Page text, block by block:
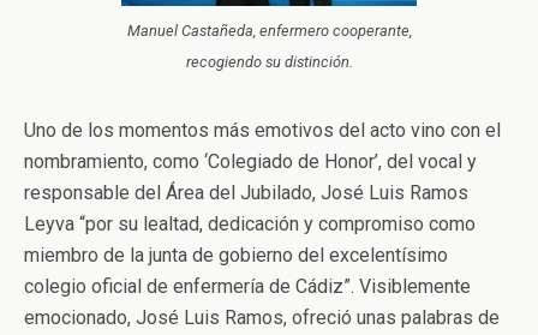
Manuel Castañeda, enfermero cooperante,
recogiendo su distinción.
Uno de los momentos más emotivos del acto vino con el
nombramiento, como ‘Colegiado de Honor’, del vocal y
responsable del Área del Jubilado, José Luis Ramos
Leyva “por su lealtad, dedicación y compromiso como
miembro de la junta de gobierno del excelentísimo
colegio oficial de enfermería de Cádiz”. Visiblemente
emocionado, José Luis Ramos, ofreció unas palabras de